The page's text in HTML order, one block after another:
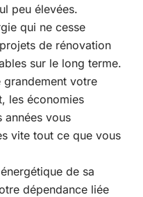
peu élevées.
qui ne cesse
de rénovation
sur le long terme.
grandement votre
les économies
années vous
vite tout ce que vous
de sa
dépendance liée